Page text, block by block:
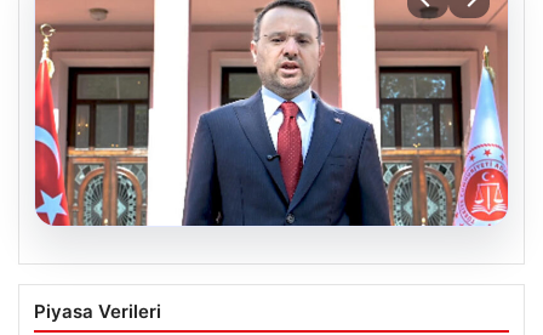
Bakan Gürlek’ten Çerçeve Yasa
Açıklaması: “Tüm İşlemler Hukuk
Piyasa Verileri